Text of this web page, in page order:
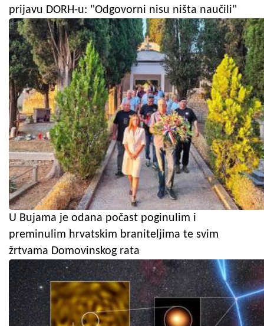
prijavu DORH-u: "Odgovorni nisu ništa naučili"
U Bujama je odana počast poginulim i
preminulim hrvatskim braniteljima te svim
žrtvama Domovinskog rata